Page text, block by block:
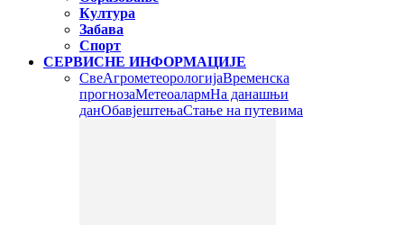
Култура
Забава
Спорт
СЕРВИСНЕ ИНФОРМАЦИЈЕ
СвеАгрометеорологијаВременска
прогнозаМетеоалармНа данашњи
данОбавјештењаСтање на путевима